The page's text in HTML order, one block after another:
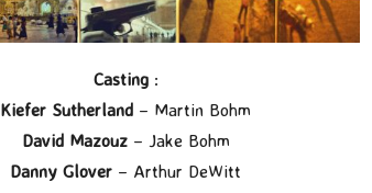
Casting:
Kiefer Sutherland – Martin Bohm
David Mazouz– Jake Bohm
Danny Glover – Arthur DeWitt